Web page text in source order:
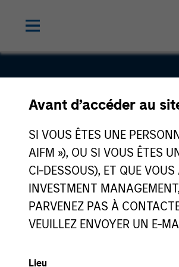
Avant d’accéder au
SI VOUS ÊTES UNE
AIFM »), OU SI VOUS ÊTES
CI-DESSOUS), ET QUE
INVESTMENT
PARVENEZ PAS À
VEUILLEZ ENVOYER UN E-
Lieu